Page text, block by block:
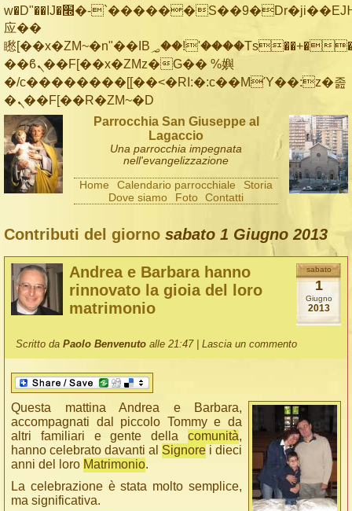
w�D"��IJ�׭�-`������S��9�Dr�ji��EJ߅��gJ�
应��
矁[��x�ZM~�n"��IB؃��!'����Тѕ��+��(m��IK�ʭ�/|
��ϐܢ��F[��x�ZMz�G�� %嬩
�/c��������[[��<�RI:�:c��MΎ��:z�졾
�ܢ��F[��R�ZM~�D
Parrocchia San Giuseppe al
Lagaccio
Una parrocchia impegnata
nell'evangelizzazione
Home Calendario parrocchiale
Storia
Dove siamo
Foto Contatti
Contributi del giorno sabato 1 Giugno 2013
sabato
1
Giugno
2013
Andrea e Barbara hanno
rinnovato la gioia del loro
matrimonio
Scritto daPaolo Benvenuto alle 21:47 |Lascia un commento
Questa mattina Andrea e Barbara,
accompagnati dal piccolo Tommy e da
altri familiari e gente della comunità,
hanno celebrato davanti al Signore i dieci
anni del loro Matrimonio.
La celebrazione è stata molto semplice,
ma significativa.